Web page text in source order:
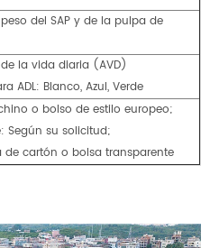
del SAP y de la pulpa de
la vida diaria (AVD)
ADL: Blanco, Azul, Verde
o bolso de estilo europeo;
Según su solicitud;
de cartón o bolsa transparente